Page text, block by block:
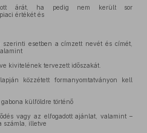
árát, ha pedig nem került sor
értékét és
esetben a címzett nevét és címét,
kivitelének tervezett időszakát.
közzétett formanyomtatványon kell
külföldre történő
vagy az elfogadott ajánlat, valamint –
számla, illetve